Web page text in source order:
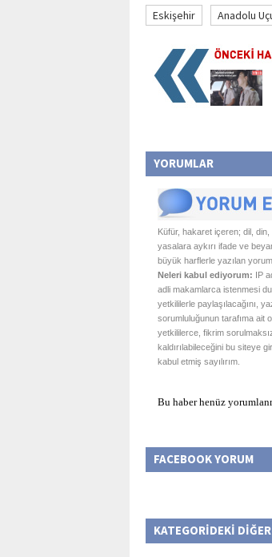
Eskişehir
Anadolu
YORUMLAR
Küfür, hakaret içeren; dil, din,
yasalara aykırı ifade ve
büyük harflerle yazılan
Neleri kabul ediyorum: IP
adli makamlarca istenmesi
yetkililerle paylaşılacağını,
sorumluluğunun tarafıma ait
yetkililerce, fikrim
kaldırılabileceğini bu siteye
kabul etmiş sayılırım.
Bu haber henüz
FACEBOOK YORUM
KATEGORİDEKİ